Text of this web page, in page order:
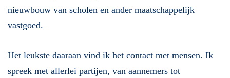
nieuwbouw van scholen en ander maatschappelijk
vastgoed.
Het leukste daaraan vind ik het contact met mensen. Ik
spreek met allerlei partijen, van aannemers tot